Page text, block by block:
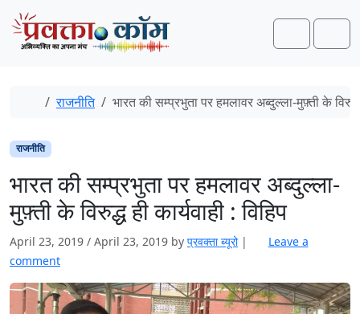
Skip to content
Skip to footer
Search
Home
राजनीति भारत की सम्प्रभुता पर हमलावर अब्दुल्ला-मुफ़्ती के विरुद्ध
राजनीति
भारत की सम्प्रभुता पर हमलावर अब्दुल्ला-
मुफ़्ती के विरुद्ध ही कार्यवाही : विहिप
April 23, 2019 / April 23, 2019 by प्रवक्‍ता ब्यूरो |
Leave a
comment